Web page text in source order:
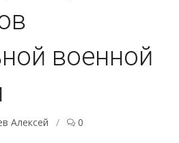
военной
Алексей / 0